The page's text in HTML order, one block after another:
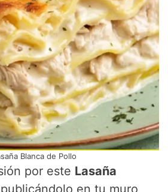
Blanca de Pollo
por este Lasaña
publicándolo en tu muro